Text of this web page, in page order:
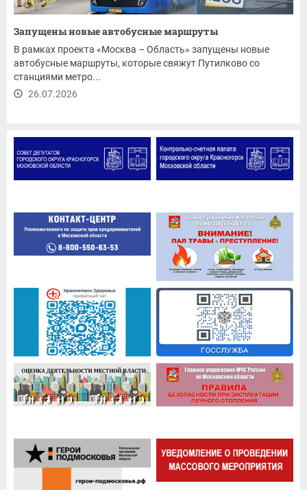
Запущены новые автобусные маршруты
В рамках проекта «Москва – Область» запущены новые
автобусные маршруты, которые свяжут Путилково со
станциями метро...
26.07.2026